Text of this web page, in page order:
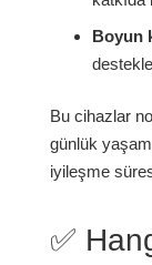
Boyun
Bu cihazlar
günlük
iyileşme
✅